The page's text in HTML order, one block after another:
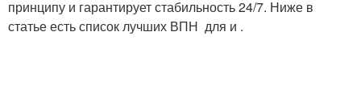
принципу и гарантирует стабильность 24/7. Ниже в
статье есть список лучших ВПН для и .